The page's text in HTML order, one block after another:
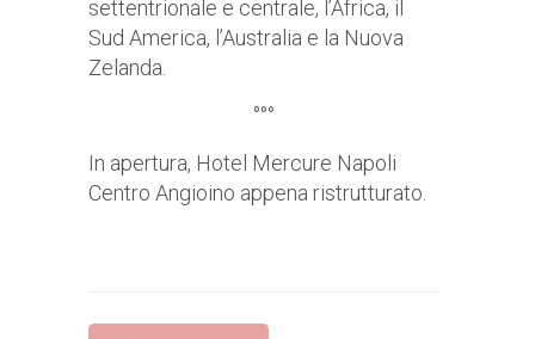
settentrionale e centrale, l’Africa, il
Sud America, l’Australia e la Nuova
Zelanda.
°°°
In apertura, Hotel Mercure Napoli
Centro Angioino appena ristrutturato.